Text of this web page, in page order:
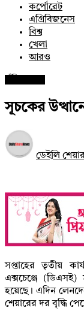
কর্পোরেট
এগ্রিবিজনেস
বিশ্ব
খেলা
আরও
সূচকের
ডেইলি
সপ্তাহের তৃতীয়
এক্সচেঞ্জে
হয়েছে। এদিন
শেয়ারের দর বৃদ্ধি